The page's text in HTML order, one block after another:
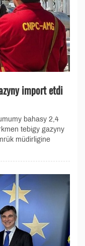
import etdi
bahasy 2,4
tebigy gazyny
müdirligine